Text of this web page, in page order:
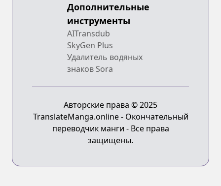
Дополнительные
инструменты
AITransdub
SkyGen Plus
Удалитель водяных
знаков Sora
Авторские права © 2025
TranslateManga.online - Окончательный
переводчик манги - Все права
защищены.